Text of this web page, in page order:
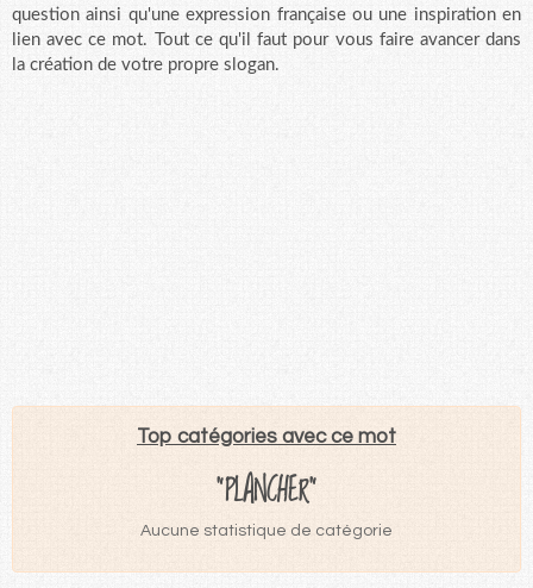
question ainsi qu'une expression française ou une inspiration en
lien avec ce mot. Tout ce qu'il faut pour vous faire avancer dans
la création de votre propre slogan.
Top catégories avec ce mot
"PLANCHER"
Aucune statistique de catégorie